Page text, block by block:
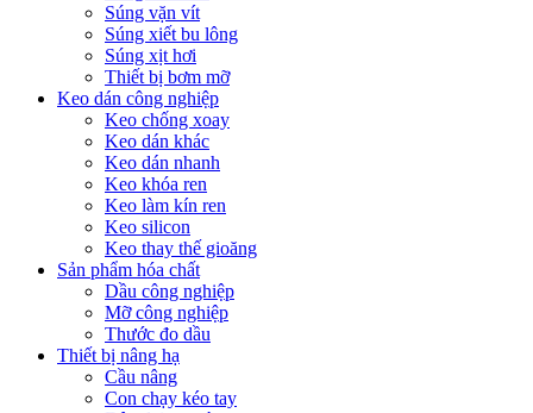
Súng vặn vít
Súng xiết bu lông
Súng xịt hơi
Thiết bị bơm mỡ
Keo dán công nghiệp
Keo chống xoay
Keo dán khác
Keo dán nhanh
Keo khóa ren
Keo làm kín ren
Keo silicon
Keo thay thế gioăng
Sản phẩm hóa chất
Dầu công nghiệp
Mỡ công nghiệp
Thước đo dầu
Thiết bị nâng hạ
Cầu nâng
Con chạy kéo tay